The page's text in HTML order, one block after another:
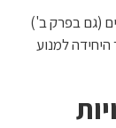
(גם בפרק ב')
למנוע